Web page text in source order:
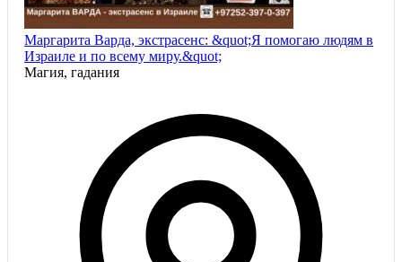
Маргарита Варда, экстрасенс: &quot;Я помогаю людям в
Израиле и по всему миру.&quot;
Магия, гадания